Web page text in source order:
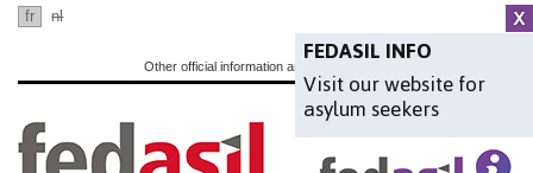
Skip
main
content
FEDASIL INFO
Visit our website for
asylum seekers
fr nl
Other official information and services: